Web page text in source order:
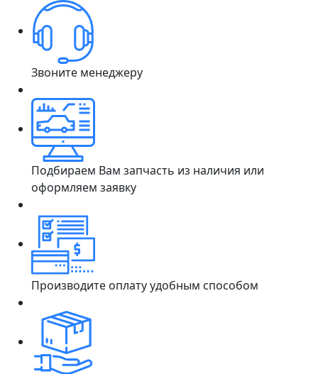
Звоните менеджеру
Подбираем Вам запчасть из наличия или
оформляем заявку
Производите оплату удобным способом